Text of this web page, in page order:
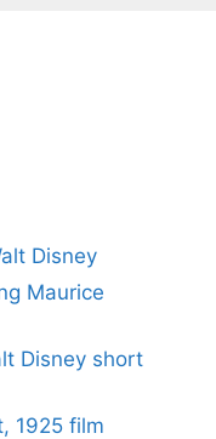
Disney
Maurice
Disney short
1925 film